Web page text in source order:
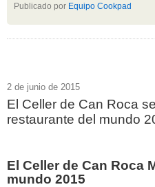
Publicado por Equipo Cookpad
2 de junio de 2015
El Celler de Can Roca
restaurante del mundo
El Celler de Can Roca
mundo 2015